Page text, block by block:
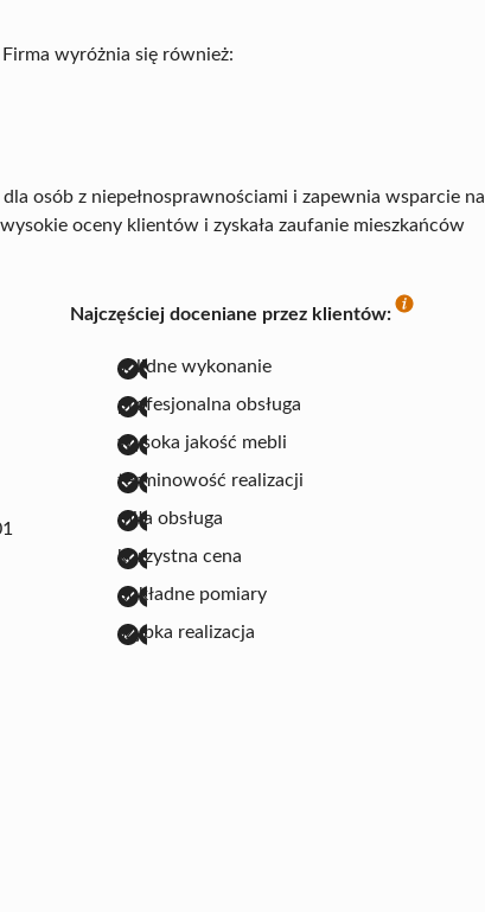
wyróżnia się również:
osób z niepełnosprawnościami i zapewnia wsparcie na
oceny klientów i zyskała zaufanie mieszkańców
Najczęściej doceniane przez klientów:
solidne wykonanie
profesjonalna obsługa
wysoka jakość mebli
terminowość realizacji
miła obsługa
korzystna cena
dokładne pomiary
szybka realizacja